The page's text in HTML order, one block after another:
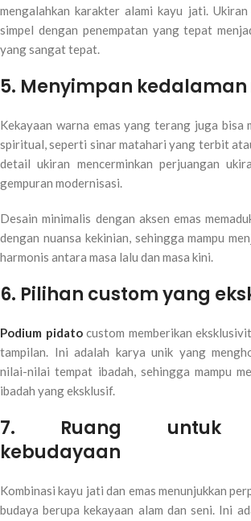
mengalahkan karakter alami kayu jati.
simpel dengan penempatan yang tepat
yang sangat tepat.
5. Menyimpan
Kekayaan warna emas yang terang juga bisa
spiritual, seperti sinar matahari yang terbit
detail ukiran mencerminkan perjuangan
gempuran modernisasi.
Desain minimalis dengan aksen emas
dengan nuansa kekinian, sehingga mampu
harmonis antara masa lalu dan masa kini.
6. Pilihan custom yang
Podium pidatocustom memberikan
tampilan. Ini adalah karya unik yang
nilai-nilai tempat ibadah, sehingga mampu
ibadah yang eksklusif.
7. Ruang untuk
kebudayaan
Kombinasi kayu jati dan emas menunjukkan
budaya berupa kekayaan alam dan seni. Ini